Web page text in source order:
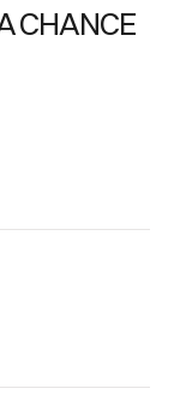
CHANCE